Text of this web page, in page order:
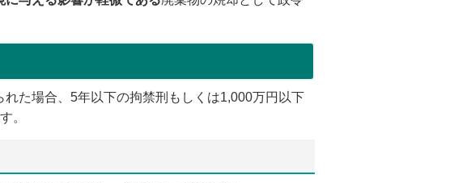
た場合、5年以下の拘禁刑もしくは1,000万円以下
。